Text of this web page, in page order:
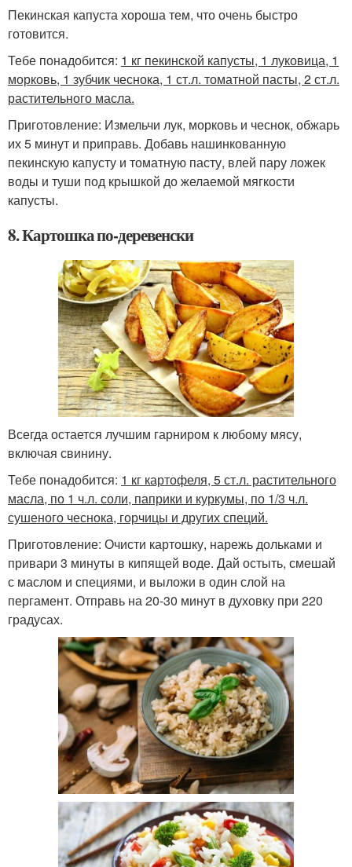
Пекинская капуста хороша тем, что очень быстро
готовится.
Тебе понадобится: 1 кг пекинской капусты, 1 луковица, 1
морковь, 1 зубчик чеснока, 1 ст.л. томатной пасты, 2 ст.л.
растительного масла.
Приготовление: Измельчи лук, морковь и чеснок, обжарь
их 5 минут и приправь. Добавь нашинкованную
пекинскую капусту и томатную пасту, влей пару ложек
воды и туши под крышкой до желаемой мягкости
капусты.
8. Картошка по-деревенски
Всегда остается лучшим гарниром к любому мясу,
включая свинину.
Тебе понадобится: 1 кг картофеля, 5 ст.л. растительного
масла, по 1 ч.л. соли, паприки и куркумы, по 1/3 ч.л.
сушеного чеснока, горчицы и других специй.
Приготовление: Очисти картошку, нарежь дольками и
привари 3 минуты в кипящей воде. Дай остыть, смешай
с маслом и специями, и выложи в один слой на
пергамент. Отправь на 20-30 минут в духовку при 220
градусах.